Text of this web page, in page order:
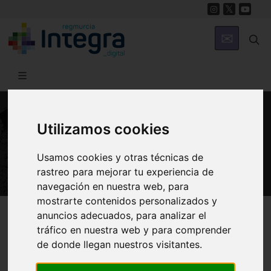
Utilizamos cookies
Usamos cookies y otras técnicas de
rastreo para mejorar tu experiencia de
navegación en nuestra web, para
mostrarte contenidos personalizados y
anuncios adecuados, para analizar el
tráfico en nuestra web y para comprender
de donde llegan nuestros visitantes.
PATRIMONIO
Murcia Inédita
Región de Murcia Digital Patrimonio Religioso
Introducción Historia Arquitectura